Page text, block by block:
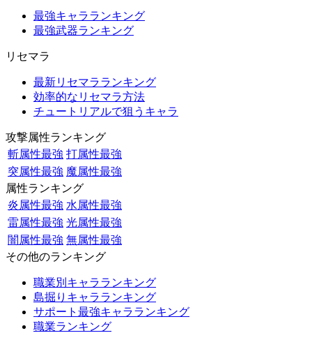
最強キャラランキング
最強武器ランキング
リセマラ
最新リセマラランキング
効率的なリセマラ方法
チュートリアルで狙うキャラ
攻撃属性ランキング
斬属性最強 打属性最強
突属性最強 魔属性最強
属性ランキング
炎属性最強 水属性最強
雷属性最強 光属性最強
闇属性最強 無属性最強
その他のランキング
職業別キャラランキング
島掘りキャラランキング
サポート最強キャラランキング
職業ランキング